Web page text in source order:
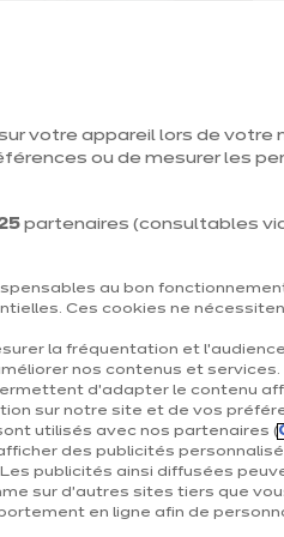
max de
votre appareil lors de votre
ou de mesurer les
partenaires (consultables
au bon
Ces cookies ne
la fréquentation et
nos contenus et services.
d’adapter le contenu
sur notre site et de vos
utilisés avec nos partenaires (
des publicités
publicités ainsi diffusées
sur d’autres sites tiers que
en ligne afin de